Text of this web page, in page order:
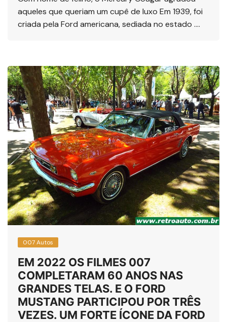
aqueles que queriam um cupê de luxo Em 1939, foi
criada pela Ford americana, sediada no estado ….
007 Autos
EM 2022 OS FILMES 007
COMPLETARAM 60 ANOS NAS
GRANDES TELAS. E O FORD
MUSTANG PARTICIPOU POR TRÊS
VEZES. UM FORTE ÍCONE DA FORD